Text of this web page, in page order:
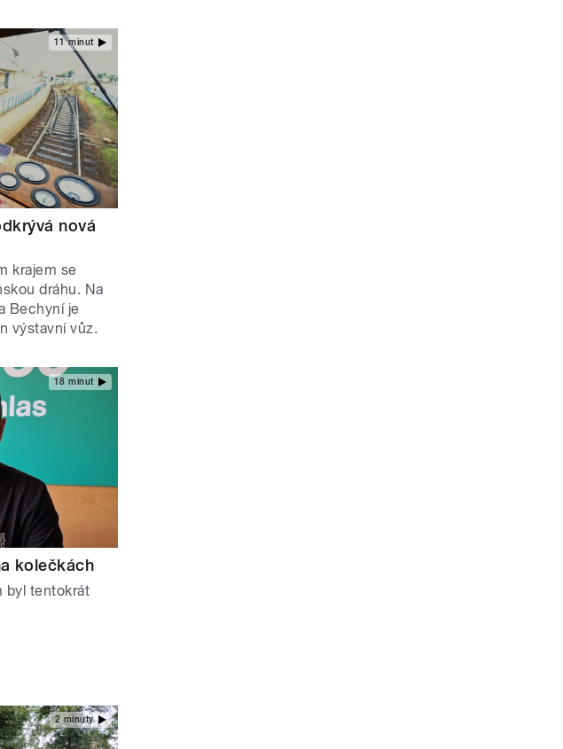
11 minut
nová
krajem se
dráhu. Na
Bechyní je
výstavní vůz.
18 minut
kolečkách
byl tentokrát
2 minuty